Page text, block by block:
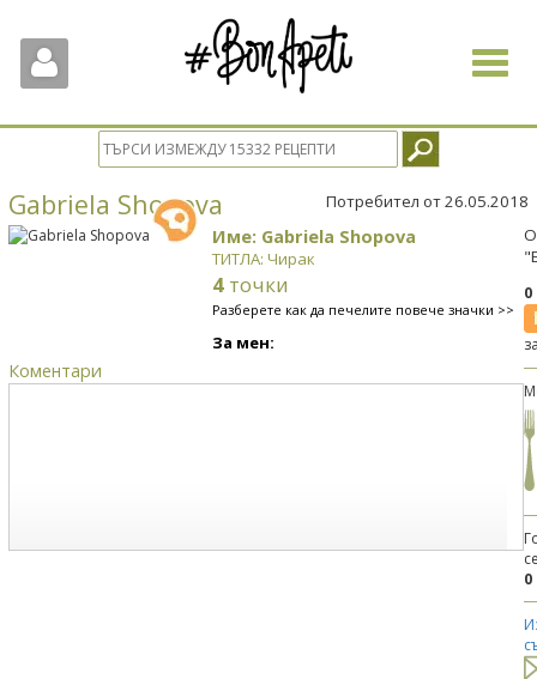
Toggle
Gabriela Shopova Потребител от 26.05.2018
Име: Gabriela Shopova
ТИТЛА: Чирак
4 точки
Разберете как да печелите повече значки >>
За мен:
Коментари
0